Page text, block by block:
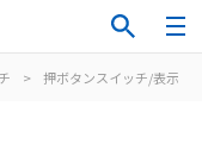
> 押ボタンスイッチ/表示灯